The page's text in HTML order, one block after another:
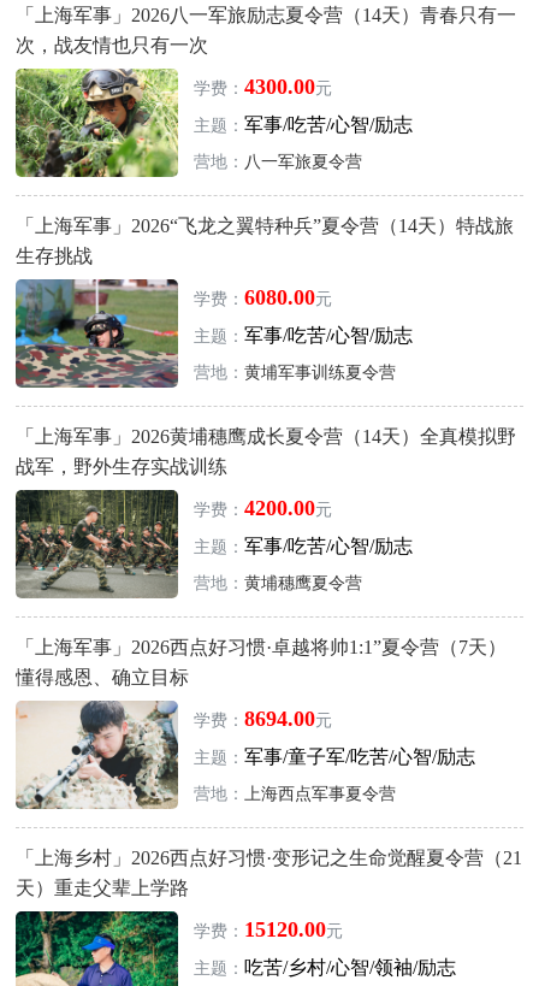
「上海军事」2026八一军旅励志夏令营（14天）青春只有一
次，战友情也只有一次
学费： 4300.00元
主题： 军事/吃苦/心智/励志
营地： 八一军旅夏令营
「上海军事」2026“飞龙之翼特种兵”夏令营（14天）特战旅
生存挑战
学费： 6080.00元
主题： 军事/吃苦/心智/励志
营地： 黄埔军事训练夏令营
「上海军事」2026黄埔穗鹰成长夏令营（14天）全真模拟野
战军，野外生存实战训练
学费： 4200.00元
主题： 军事/吃苦/心智/励志
营地： 黄埔穗鹰夏令营
「上海军事」2026西点好习惯·卓越将帅1:1”夏令营（7天）
懂得感恩、确立目标
学费： 8694.00元
主题： 军事/童子军/吃苦/心智/励志
营地： 上海西点军事夏令营
「上海乡村」2026西点好习惯·变形记之生命觉醒夏令营（21
天）重走父辈上学路
学费： 15120.00元
主题： 吃苦/乡村/心智/领袖/励志